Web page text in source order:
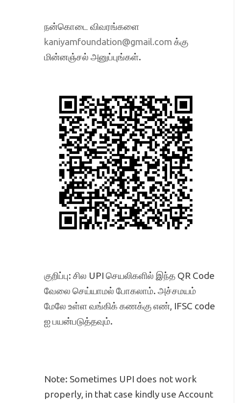
நன்கொடை விவரங்களை
kaniyamfoundation@gmail.com க்கு
மின்னஞ்சல் அனுப்புங்கள்.
குறிப்பு: சில UPI செயலிகளில் இந்த QR Code
வேலை செய்யாமல் போகலாம். அச்சமயம்
மேலே உள்ள வங்கிக் கணக்கு எண், IFSC code
ஐ பயன்படுத்தவும்.
Note: Sometimes UPI does not work
properly, in that case kindly use Account